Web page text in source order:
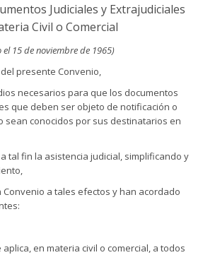
Judiciales y Extrajudiciales
Civil o Comercial
el 15 de noviembre de 1965)
presente Convenio,
necesarios para que los documentos
que deben ser objeto de notificación o
sean conocidos por sus destinatarios en
tal fin la asistencia judicial, simplificando y
a tales efectos y han acordado
en materia civil o comercial, a todos